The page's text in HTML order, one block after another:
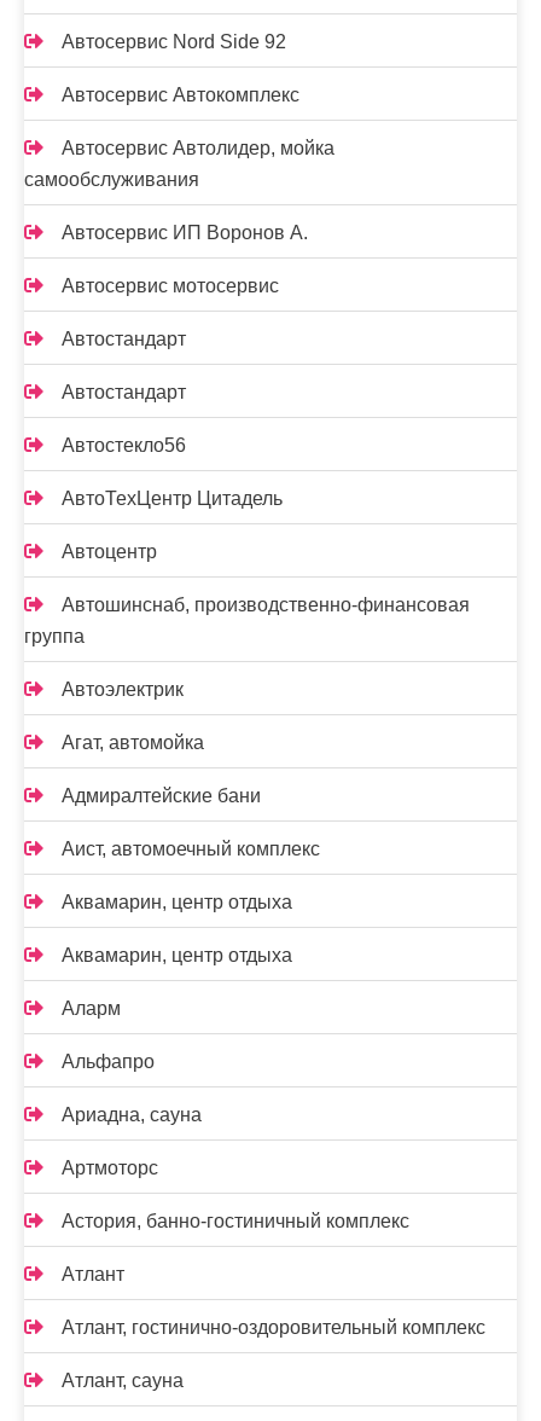
Автосервис Nord Side 92
Автосервис Автокомплекс
Автосервис Автолидер, мойка
самообслуживания
Автосервис ИП Воронов А.
Автосервис мотосервис
Автостандарт
Автостандарт
Автостекло56
АвтоТехЦентр Цитадель
Автоцентр
Автошинснаб, производственно-финансовая
группа
Автоэлектрик
Агат, автомойка
Адмиралтейские бани
Аист, автомоечный комплекс
Аквамарин, центр отдыха
Аквамарин, центр отдыха
Аларм
Альфапро
Ариадна, сауна
Артмоторс
Астория, банно-гостиничный комплекс
Атлант
Атлант, гостинично-оздоровительный комплекс
Атлант, сауна